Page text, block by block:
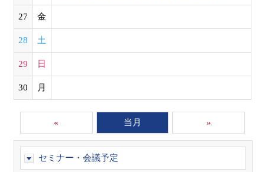
27 金
28 土
29 日
30 月
« 当月 »
セミナー・会議予定